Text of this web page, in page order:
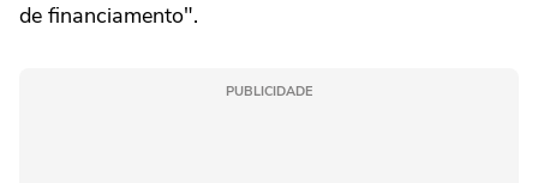
de financiamento".
PUBLICIDADE